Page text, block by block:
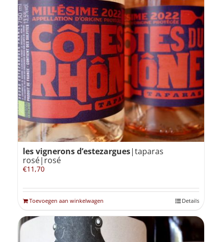
les vignerons d’estezargues|taparas
rosé|rosé
€11,70
Toevoegen aan winkelwagen Details